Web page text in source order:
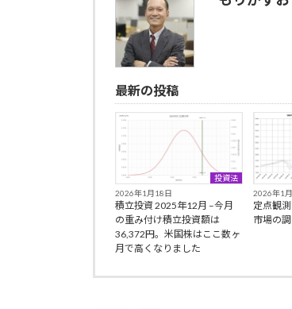
最新の投稿
投資法
2026年1月18日
積立投資 2025年12月 –今月
の重み付け積立投資額は
36,372円。米国株はここ数ヶ
月で高くなりました
2026年1
定点観
市場の